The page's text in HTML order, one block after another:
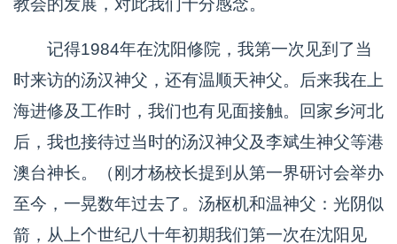
记得1984年在沈阳修院，我第一次见到了当
时来访的汤汉神父，还有温顺天神父。后来我在上
海进修及工作时，我们也有见面接触。回家乡河北
后，我也接待过当时的汤汉神父及李斌生神父等港
澳台神长。（刚才杨校长提到从第一界研讨会举办
至今，一晃数年过去了。汤枢机和温神父：光阴似
箭，从上个世纪八十年初期我们第一次在沈阳见